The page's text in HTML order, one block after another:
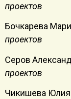
проектов
Бочкарева
проектов
Серов
проектов
Чикишева